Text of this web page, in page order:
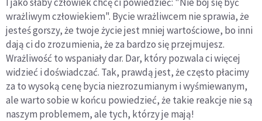
wrażliwym człowiekiem". Bycie wrażliwcem nie sprawia, że
jesteś gorszy, że twoje życie jest mniej war­tościowe, bo inni
dają ci do zrozumienia, że za bardzo się przejmujesz.
Wrażliwość to wspaniały dar. Dar, który pozwala ci więcej
widzieć i doświadczać. Tak, prawdą jest, że często płacimy
za to wysoką cenę bycia nie­zrozumianym i wyśmiewanym,
ale warto sobie w końcu powiedzieć, że takie reakcje nie są
naszym problemem, ale tych, którzy je mają!